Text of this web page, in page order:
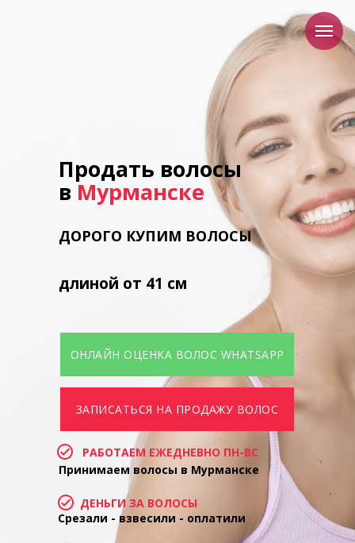
ДОРОГО КУПИМ ВОЛОСЫ
длиной от 41 см
ЗАПИСАТЬСЯ НА ПРОДАЖУ ВОЛОС
РАБОТАЕМ ЕЖЕДНЕВНО ПН-ВС
Принимаем волосы в Мурманске
ДЕНЬГИ ЗА ВОЛОСЫ
Срезали - взвесили - оплатили
Продать волосы
вМурманске
ОНЛАЙН ОЦЕНКА ВОЛОС WHATSAPP